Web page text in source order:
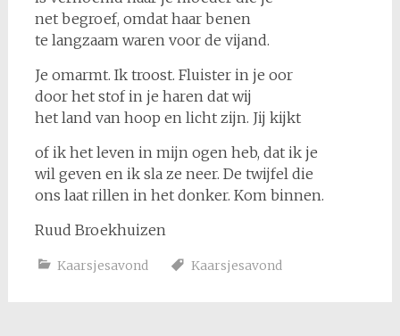
net begroef, omdat haar benen
te langzaam waren voor de vijand.
Je omarmt. Ik troost. Fluister in je oor
door het stof in je haren dat wij
het land van hoop en licht zijn. Jij kijkt
of ik het leven in mijn ogen heb, dat ik je
wil geven en ik sla ze neer. De twijfel die
ons laat rillen in het donker. Kom binnen.
Ruud Broekhuizen
Kaarsjesavond Kaarsjesavond